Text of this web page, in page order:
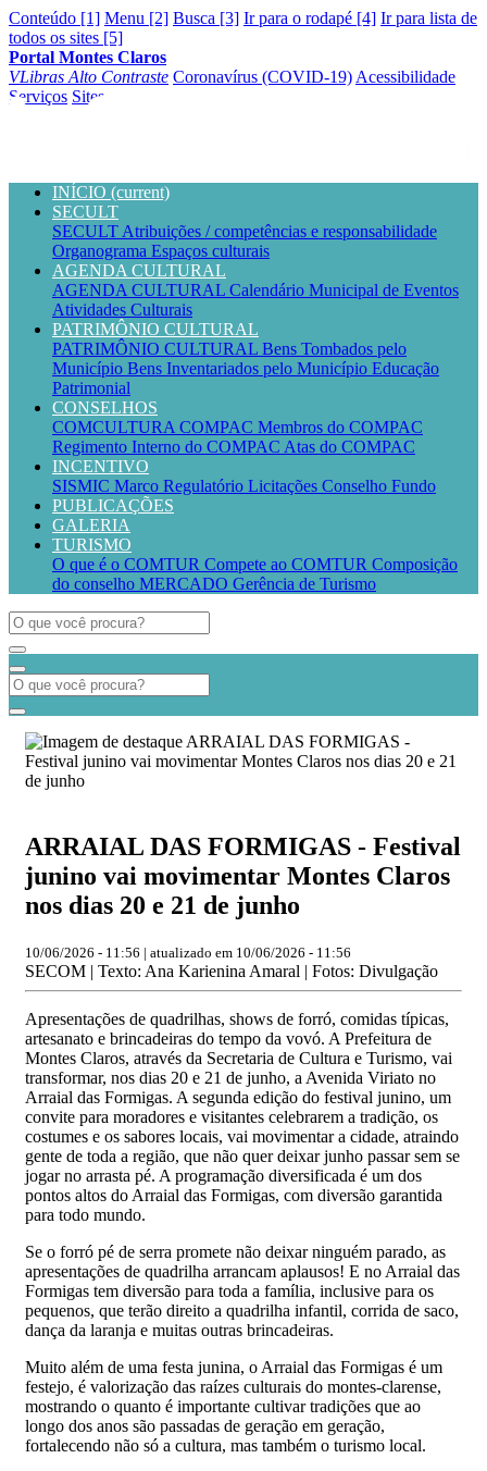
Conteúdo [1] Menu [2] Busca [3] Ir para o rodapé [4] Ir para lista de
todos os sites [5]
Portal Montes Claros
VLibras Alto Contraste Coronavírus (COVID-19) Acessibilidade
Serviços Sites
INÍCIO (current)
SECULT
SECULT Atribuições / competências e responsabilidade
Organograma Espaços culturais
AGENDA CULTURAL
AGENDA CULTURAL Calendário Municipal de Eventos
Atividades Culturais
PATRIMÔNIO CULTURAL
PATRIMÔNIO CULTURAL Bens Tombados pelo
Município Bens Inventariados pelo Município Educação
Patrimonial
CONSELHOS
COMCULTURA COMPAC Membros do COMPAC
Regimento Interno do COMPAC Atas do COMPAC
INCENTIVO
SISMIC Marco Regulatório Licitações Conselho Fundo
PUBLICAÇÕES
GALERIA
TURISMO
O que é o COMTUR Compete ao COMTUR Composição
do conselho MERCADO Gerência de Turismo
ARRAIAL DAS FORMIGAS - Festival
junino vai movimentar Montes Claros
nos dias 20 e 21 de junho
10/06/2026 - 11:56 | atualizado em 10/06/2026 - 11:56
SECOM | Texto: Ana Karienina Amaral | Fotos: Divulgação
Apresentações de quadrilhas, shows de forró, comidas típicas,
artesanato e brincadeiras do tempo da vovó. A Prefeitura de
Montes Claros, através da Secretaria de Cultura e Turismo, vai
transformar, nos dias 20 e 21 de junho, a Avenida Viriato no
Arraial das Formigas. A segunda edição do festival junino, um
convite para moradores e visitantes celebrarem a tradição, os
costumes e os sabores locais, vai movimentar a cidade, atraindo
gente de toda a região, que não quer deixar junho passar sem se
jogar no arrasta pé. A programação diversificada é um dos
pontos altos do Arraial das Formigas, com diversão garantida
para todo mundo.
Se o forró pé de serra promete não deixar ninguém parado, as
apresentações de quadrilha arrancam aplausos! E no Arraial das
Formigas tem diversão para toda a família, inclusive para os
pequenos, que terão direito a quadrilha infantil, corrida de saco,
dança da laranja e muitas outras brincadeiras.
Muito além de uma festa junina, o Arraial das Formigas é um
festejo, é valorização das raízes culturais do montes-clarense,
mostrando o quanto é importante cultivar tradições que ao
longo dos anos são passadas de geração em geração,
fortalecendo não só a cultura, mas também o turismo local.